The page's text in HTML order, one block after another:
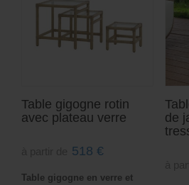
Table gigogne rotin
avec plateau verre
518 €
Table gigogne en verre et
de